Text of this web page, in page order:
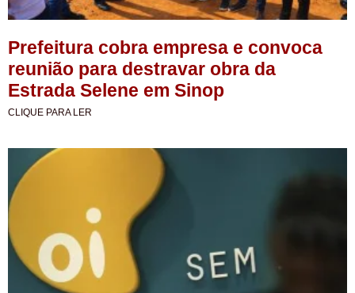
Prefeitura cobra empresa e convoca
reunião para destravar obra da
Estrada Selene em Sinop
CLIQUE PARA LER